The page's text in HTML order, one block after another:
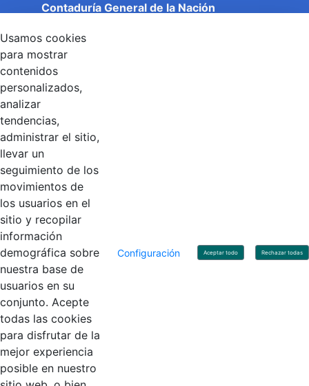
Contaduría General de la Nación
Entidad adscrita al Ministerio de Hacienda y Crédito
Público
Torre 1 (Aire) - Piso 15, Bogotá D.C., Colombia
Código Postal: 111071
Linkedin
Contacto
Línea de servicio al ciudadano: +57(601) 492 64 00
Correo Institucional:
Correo de notificaciones judiciales:
notificacionjudicial@contaduria.gov.co
Correo de Asuntos disciplinarios:
asuntosdisciplinarios@contaduria.gov.co
Línea Anticorrupción: +57(601) 492 64 00 Ext. 4
Política de privacidad y protección de datos personales
Política de derechos de autor
Términos y condiciones de uso
© Copyright 2026 - Todos los derechos reservados
Gobierno de Colombia
Usamos cookies
para mostrar
contenidos
personalizados,
analizar
tendencias,
administrar el sitio,
llevar un
seguimiento de los
movimientos de
los usuarios en el
sitio y recopilar
información
demográfica sobre
nuestra base de
usuarios en su
conjunto. Acepte
todas las cookies
para disfrutar de la
mejor experiencia
posible en nuestro
Configuración Aceptar todo Rechazar todas